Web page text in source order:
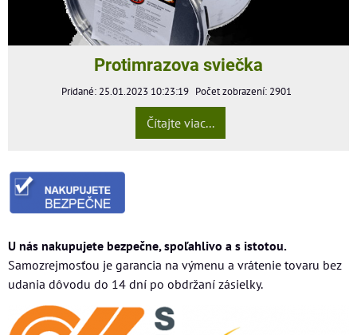
Protimrazova sviečka
Pridané: 25.01.2023 10:23:19 Počet zobrazení: 2901
Čítajte viac...
U nás nakupujete bezpečne, spoľahlivo a s istotou.
Samozrejmosťou je garancia na výmenu a vrátenie tovaru bez
udania dôvodu do 14 dní po obdržaní zásielky.